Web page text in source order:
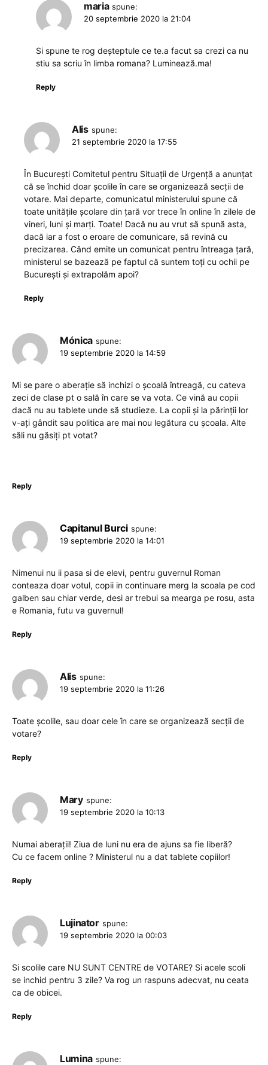
maria spune:
20 septembrie 2020 la 21:04
Si spune te rog deșteptule ce te.a facut sa crezi ca nu
stiu sa scriu în limba romana? Luminează.ma!
Reply
Alis spune:
21 septembrie 2020 la 17:55
În București Comitetul pentru Situații de Urgență a anunțat
că se închid doar școlile în care se organizează secții de
votare. Mai departe, comunicatul ministerului spune că
toate unitățile școlare din țară vor trece în online în zilele de
vineri, luni și marți. Toate! Dacă nu au vrut să spună asta,
dacă iar a fost o eroare de comunicare, să revină cu
precizarea. Când emite un comunicat pentru întreaga țară,
ministerul se bazează pe faptul că suntem toți cu ochii pe
București și extrapolăm apoi?
Reply
Mónica spune:
19 septembrie 2020 la 14:59
Mi se pare o aberație să inchizi o școală întreagă, cu cateva
zeci de clase pt o sală în care se va vota. Ce vină au copii
dacă nu au tablete unde să studieze. La copii și la părinții lor
v-ați gândit sau politica are mai nou legătura cu școala. Alte
săli nu găsiți pt votat?
Reply
Capitanul Burci spune:
19 septembrie 2020 la 14:01
Nimenui nu ii pasa si de elevi, pentru guvernul Roman
conteaza doar votul, copii in continuare merg la scoala pe cod
galben sau chiar verde, desi ar trebui sa mearga pe rosu, asta
e Romania, futu va guvernul!
Reply
Alis spune:
19 septembrie 2020 la 11:26
Toate școlile, sau doar cele în care se organizează secții de
votare?
Reply
Mary spune:
19 septembrie 2020 la 10:13
Numai aberații! Ziua de luni nu era de ajuns sa fie liberă?
Cu ce facem online ? Ministerul nu a dat tablete copiilor!
Reply
Lujinator spune:
19 septembrie 2020 la 00:03
Si scolile care NU SUNT CENTRE de VOTARE? Si acele scoli
se inchid pentru 3 zile? Va rog un raspuns adecvat, nu ceata
ca de obicei.
Reply
Lumina spune: